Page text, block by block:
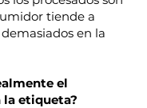
tiende a
en la
el
etiqueta?